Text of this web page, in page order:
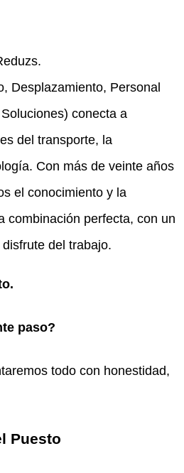
Desplazamiento, Personal
conecta a
del transporte, la
Con más de veinte años
el conocimiento y la
combinación perfecta, con un
del trabajo.
paso?
todo con honestidad,
Puesto